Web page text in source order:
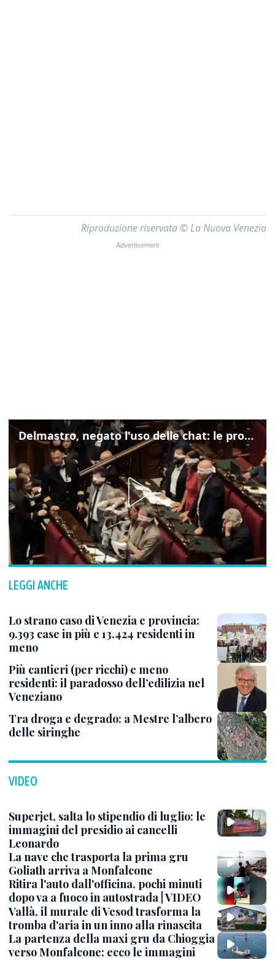
Riproduzione riservata © La Nuova Venezia
Delmastro, negato l'uso delle chat: le proteste di Avs e M5s
LEGGI ANCHE
Lo strano caso di Venezia e provincia:
9.393 case in più e 13.424 residenti in
meno
Più cantieri (per ricchi) e meno
residenti: il paradosso dell’edilizia nel
Veneziano
Tra droga e degrado: a Mestre l’albero
delle siringhe
VIDEO
Superjet, salta lo stipendio di luglio: le
immagini del presidio ai cancelli
Leonardo
La nave che trasporta la prima gru
Goliath arriva a Monfalcone
Ritira l'auto dall'officina, pochi minuti
dopo va a fuoco in autostrada | VIDEO
Vallà, il murale di Vesod trasforma la
tromba d'aria in un inno alla rinascita
La partenza della maxi gru da Chioggia
verso Monfalcone: ecco le immagini